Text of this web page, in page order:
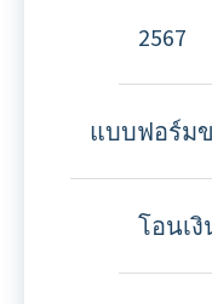
2567
แบบฟอร์ม
โอนเ